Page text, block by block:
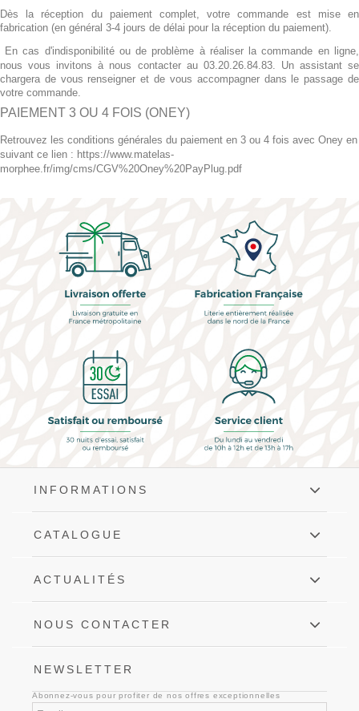
Dès la réception du paiement complet, votre commande est mise en
fabrication (en général 3-4 jours de délai pour la réception du paiement).
En cas d'indisponibilité ou de problème à réaliser la commande en ligne,
nous vous invitons à nous contacter au 03.20.26.84.83. Un assistant se
chargera de vous renseigner et de vous accompagner dans le passage de
votre commande.
PAIEMENT 3 OU 4 FOIS (ONEY)
Retrouvez les conditions générales du paiement en 3 ou 4 fois avec Oney en
suivant ce lien : https://www.matelas-
morphee.fr/img/cms/CGV%20Oney%20PayPlug.pdf
INFORMATIONS
CATALOGUE
ACTUALITÉS
NOUS CONTACTER
NEWSLETTER
Abonnez-vous pour profiter de nos offres exceptionnelles